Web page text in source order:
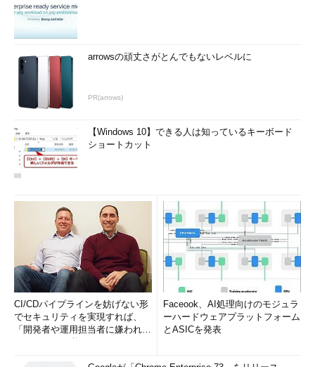
arrowsの頑丈さがとんでもないレベルに
PR(arrows)
【Windows 10】できる人は知っているキーボード
ショートカット
CI/CDパイプラインを妨げない形
でセキュリティを実現すれば、
「開発者や運用担当者に嫌われな
Faceook、AI処理向けのモジュラ
ーハードウェアプラットフォーム
とASICを発表